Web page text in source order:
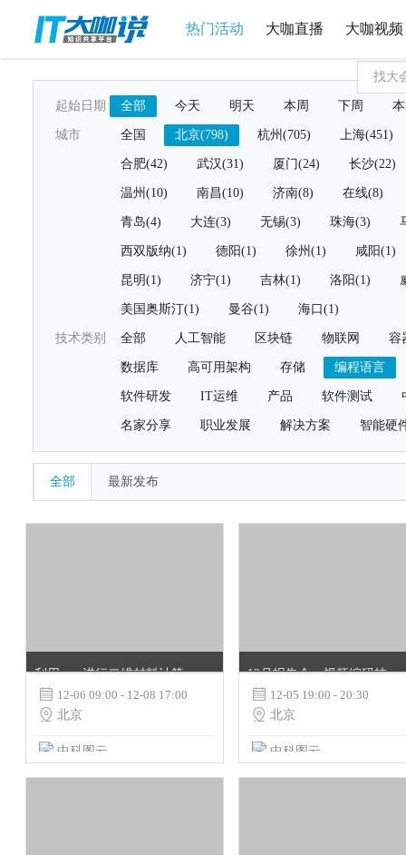
热门活动 大咖直播 大咖视频
起始日期 全部 今天 明天 本周 下周
城市 全国 北京(798) 杭州(705) 上海(451)
合肥(42) 武汉(31) 厦门(24) 长沙(22)
温州(10) 南昌(10) 济南(8) 在线(8)
青岛(4) 大连(3) 无锡(3) 珠海(3)
西双版纳(1) 德阳(1) 徐州(1) 咸阳(1)
昆明(1) 济宁(1) 吉林(1) 洛阳(1)
美国奥斯汀(1) 曼谷(1) 海口(1)
技术类别 全部 人工智能 区块链 物联网 容
数据库 高可用架构 存储 编程语言
软件研发 IT运维 产品 软件测试
名家分享 职业发展 解决方案 智能硬
全部 最新发布
利用vasp进行二维材料计算培训
 12-06 09:00 - 12-08 17:00
 北京
中科图云
12月报告会：视频编码技术和标准的现状及发展趋势
 12-05 19:00 - 20:30
 北京
中科图云